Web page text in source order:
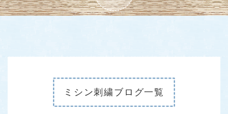
ミシン刺繍ブログ一覧